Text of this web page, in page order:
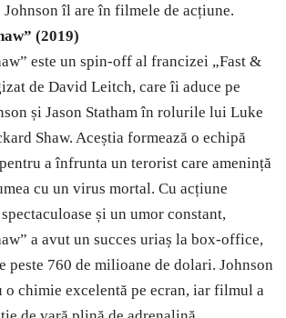
Johnson îl are în filmele de acțiune.
(2019)
este un spin-off al francizei „Fast &
de David Leitch, care îi aduce pe
și Jason Statham în rolurile lui Luke
Shaw. Aceștia formează o echipă
a înfrunta un terorist care amenință
cu un virus mortal. Cu acțiune
și un umor constant,
a avut un succes uriaș la box-office,
peste 760 de milioane de dolari. Johnson
o chimie excelentă pe ecran, iar filmul a